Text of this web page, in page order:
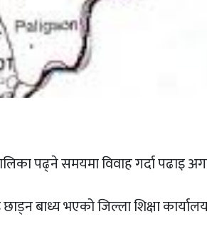
पढ्ने समयमा विवाह गर्दा पढाइ
बाध्य भएको जिल्ला शिक्षा